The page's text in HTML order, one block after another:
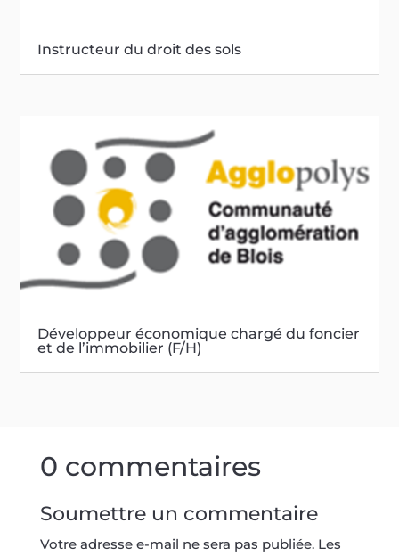
Instructeur du droit des sols
Développeur économique chargé du foncier
et de l’immobilier (F/H)
0 commentaires
Soumettre un commentaire
Votre adresse e-mail ne sera pas publiée. Les